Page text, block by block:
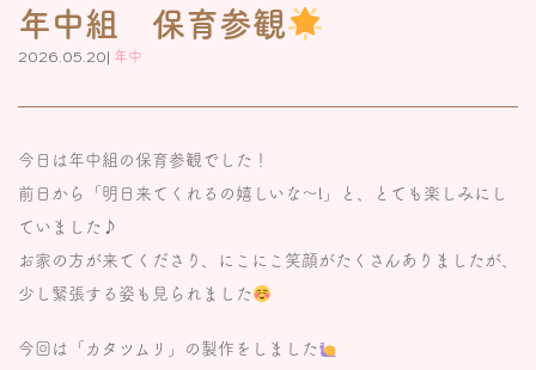
年中組 保育参観
2026.05.20| 年中
今日は年中組の保育参観でした！
前日から「明日来てくれるの嬉しいな〜!」と、とても楽しみにし
ていました♪
お家の方が来てくださり、にこにこ笑顔がたくさんありましたが、
少し緊張する姿も見られました
今回は「カタツムリ」の製作をしました